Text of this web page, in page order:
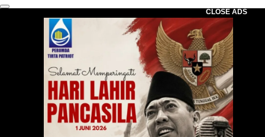
CLOSE ADS